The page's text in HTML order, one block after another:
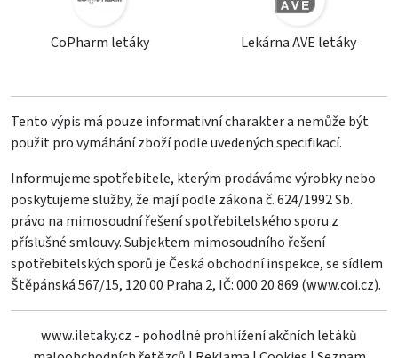
CoPharm letáky Lekárna AVE letáky
Tento výpis má pouze informativní charakter a nemůže být
použit pro vymáhání zboží podle uvedených specifikací.
Informujeme spotřebitele, kterým prodáváme výrobky nebo
poskytujeme služby, že mají podle zákona č. 624/1992 Sb.
právo na mimosoudní řešení spotřebitelského sporu z
příslušné smlouvy. Subjektem mimosoudního řešení
spotřebitelských sporů je Česká obchodní inspekce, se sídlem
Štěpánská 567/15, 120 00 Praha 2, IČ: 000 20 869 (www.coi.cz).
www.iletaky.cz - pohodlné prohlížení akčních letáků